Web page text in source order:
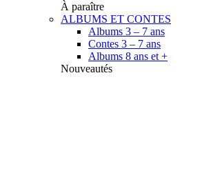
À paraître
ALBUMS ET CONTES
Albums 3 – 7 ans
Contes 3 – 7 ans
Albums 8 ans et +
Nouveautés